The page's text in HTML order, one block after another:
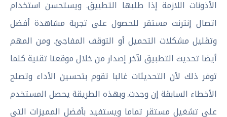
الأذونات اللازمة إذا طلبها التطبيق. ويستحسن استخدام
اتصال إنترنت مستقر للحصول على تجربة مشاهدة أفضل
وتقليل مشكلات التحميل أو التوقف المفاجئ. ومن المهم
أيضا تحديث التطبيق لآخر إصدار من خلال موقعنا تقنية كلما
توفر ذلك لأن التحديثات غالبا تقوم بتحسين الأداء وتصلح
الأخطاء السابقة إن وجدت. وبهذه الطريقة يحصل المستخدم
على تشغيل مستقر تماما ويستفيد بأفضل المميزات التى